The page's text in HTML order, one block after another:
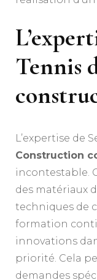
Tennis
L’expertise de
Construction
incontestable.
des matériaux
techniques de
formation
innovations
priorité. Cela
demandes